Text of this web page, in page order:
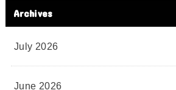
Archives
July 2026
June 2026